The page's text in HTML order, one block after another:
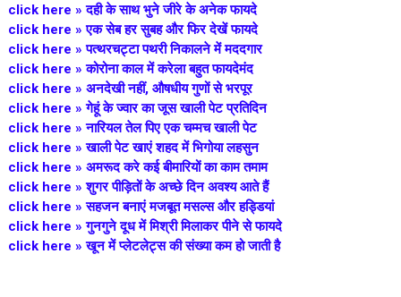
click here »दही के साथ भुने जीरे के अनेक फायदे
click here »एक सेब हर सुबह और फिर देखें फायदे
click here »पत्थरचट्टा पथरी निकालने में मददगार
click here »कोरोना काल में करेला बहुत फायदेमंद
click here » अनदेखी नहीं, औषधीय गुणों से भरपूर
click here »गेहूं के ज्वार का जूस खाली पेट प्रतिदिन
click here »नारियल तेल पिए एक चम्मच खाली पेट
click here »खाली पेट खाएं शहद में भिगोया लहसुन
click here » अमरूद करे कई बीमारियों का काम तमाम
click here »शुगर पीड़ितों के अच्छे दिन अवश्य आते हैं
click here »सहजन बनाएं मजबूत मसल्स और हड्डियां
click here »गुनगुने दूध में मिश्री मिलाकर पीने से फायदे
click here »खून में प्लेटलेट्स की संख्या कम हो जाती है